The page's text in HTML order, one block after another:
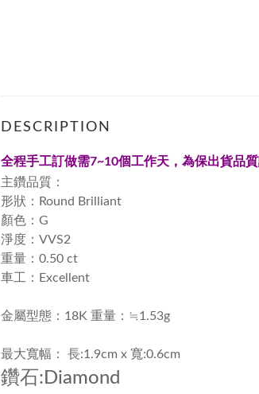
DESCRIPTION
全程手工訂做需7~10個工作天，為保出貨品
主鑽品質：
形狀：Round Brilliant
顏色：G
淨度：VVS2
重量：0.50 ct
車工：Excellent
金屬型態：18K 重量：≒1.53g
最大寬幅： 長:1.9cm x 寬:0.6cm
鑽石:Diamond